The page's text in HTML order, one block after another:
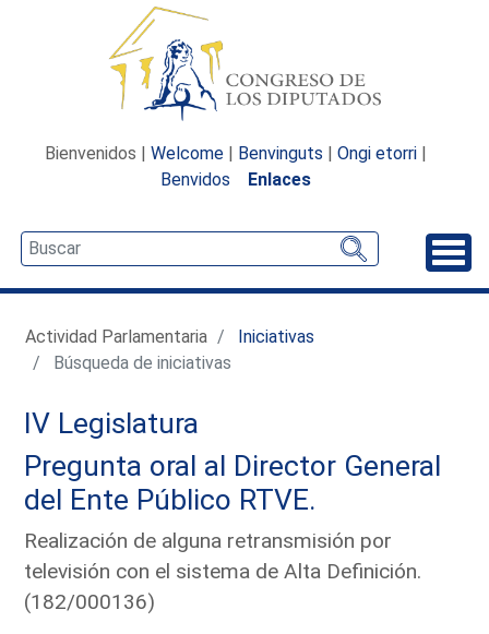
Bienvenidos | Welcome | Benvinguts | Ongi etorri |
Benvidos
Enlaces
Actividad Parlamentaria
Iniciativas
Búsqueda de iniciativas
IV Legislatura
Pregunta oral al Director General
del Ente Público RTVE.
Realización de alguna retransmisión por
televisión con el sistema de Alta Definición.
(182/000136)